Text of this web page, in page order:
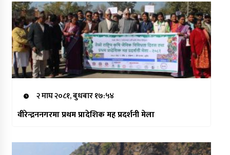
२ माघ २०८१, बुधबार १७:५४
वीरेन्द्रननगरमा प्रथम प्रादेशिक मह प्रदर्शनी मेला